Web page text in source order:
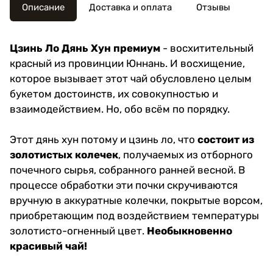
Описание Доставка и оплата Отзывы
Цзинь Ло Дянь Хун премиум - восхитительный
красный из провинции Юннань. И восхищение,
которое вызывает этот чай обусловлено целым
букетом достоинств, их совокупностью и
взаимодействием. Но, обо всём по порядку.
Этот дянь хун потому и цзинь ло, что состоит из
золотистых колечек, получаемых из отборного
почечного сырья, собранного ранней весной. В
процессе обработки эти почки скручиваются
вручную в аккуратные колечки, покрытые ворсом,
приобретающим под воздействием температуры
золотисто-огненный цвет. Необыкновенно
красивый чай!